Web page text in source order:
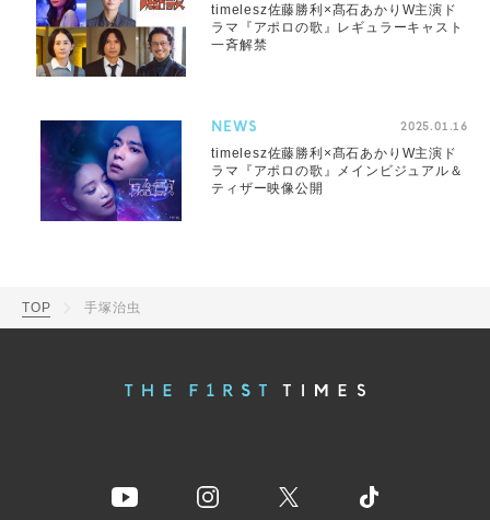
timelesz佐藤勝利×髙石あかりW主演ド
ラマ『アポロの歌』レギュラーキャスト
一斉解禁
NEWS 2025.01.16
timelesz佐藤勝利×髙石あかりW主演ド
ラマ『アポロの歌』メインビジュアル＆
ティザー映像公開
TOP 手塚治虫